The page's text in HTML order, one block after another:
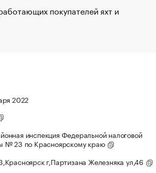
покупателей яхт и
2022
инспекция Федеральной налоговой
№ 23 по Красноярскому краю
г,Партизана Железняка ул,46